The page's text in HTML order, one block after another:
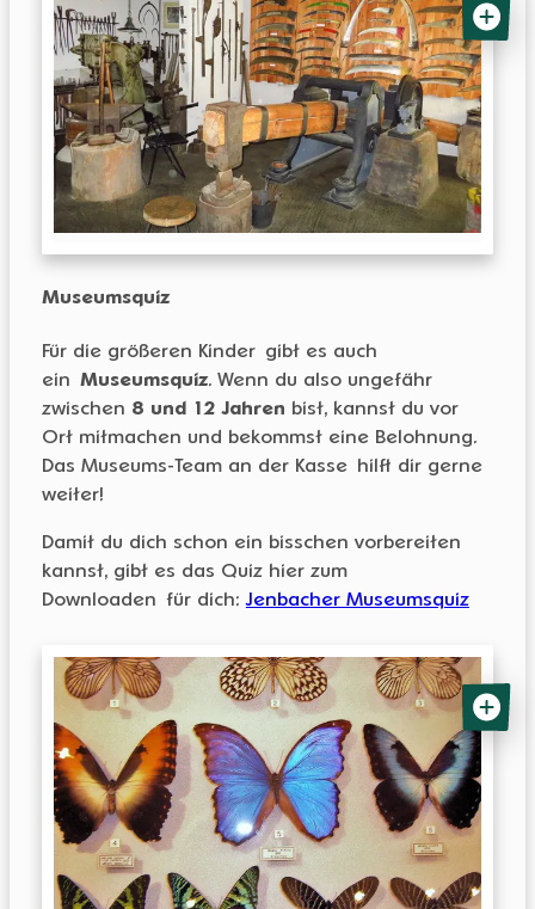
KINDERCLUB
Mein
Tiroli
ALLE VORTEILE
MITGLIED WERDEN
Museumsquiz
Für die größeren Kinder gibt es auch
ein Museumsquiz. Wenn du also ungefähr
zwischen 8 und 12 Jahren bist, kannst du vor
Ort mitmachen und bekommst eine Belohnung.
Das Museums-Team an der Kasse hilft dir gerne
weiter!
Damit du dich schon ein bisschen vorbereiten
kannst, gibt es das Quiz hier zum
Downloaden für dich:Jenbacher Museumsquiz